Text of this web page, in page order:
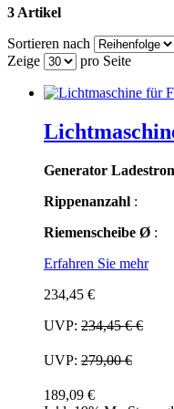
3 Artikel
Sortieren nach
Zeige
pro Seite
Generator
Rippenanzahl :
Riemenscheibe Ø :
Erfahren Sie mehr
234,45 €
UVP: 234,45 €€
UVP: 279,00 €
189,09 €